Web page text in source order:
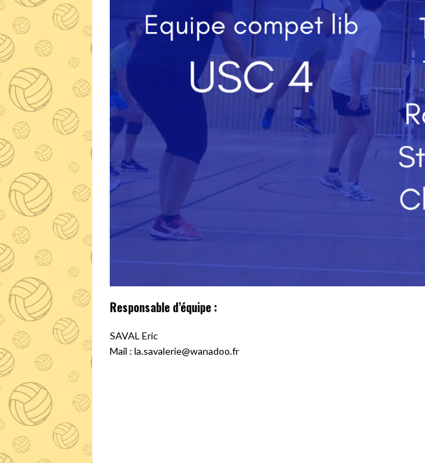
Responsable d’équipe :
SAVAL Eric
Mail : la.savalerie@wanadoo.fr